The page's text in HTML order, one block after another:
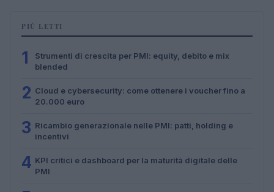
PIÙ LETTI
1
Strumenti di crescita per PMI: equity, debito e mix
blended
2 Cloud e cybersecurity: come ottenere i voucher fino a
20.000 euro
3 Ricambio generazionale nelle PMI: patti, holding e
incentivi
4 KPI critici e dashboard per la maturità digitale delle
PMI